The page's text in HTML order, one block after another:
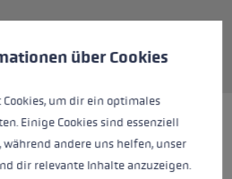
you the best possible experience.
über Cookies
Cookies, um dir ein optimales
Einige Cookies sind essenziell
andere uns helfen, unser
dir relevante Inhalte anzuzeigen.